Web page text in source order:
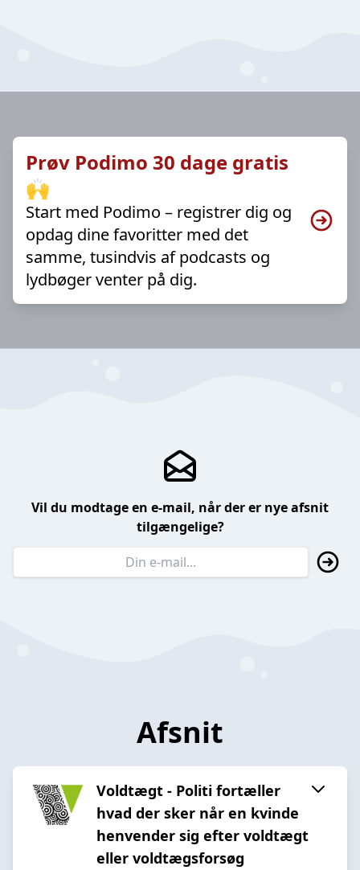
Prøv Podimo 30 dage gratis
🙌
Start med Podimo – registrer dig og
opdag dine favoritter med det
samme, tusindvis af podcasts og
lydbøger venter på dig.
Vil du modtage en e-mail, når der er nye afsnit
tilgængelige?
Afsnit
Voldtægt - Politi fortæller
hvad der sker når en kvinde
henvender sig efter voldtægt
eller voldtægsforsøg